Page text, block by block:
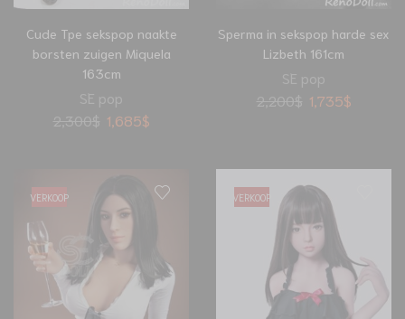
Cude Tpe sekspop naakte
borsten zuigen Miquela
163cm
SE pop
2,300$ 1,685$
Sperma in sekspop harde sex
Lizbeth 161cm
SE pop
2,200$ 1,735$
VERKOOP VERKOOP